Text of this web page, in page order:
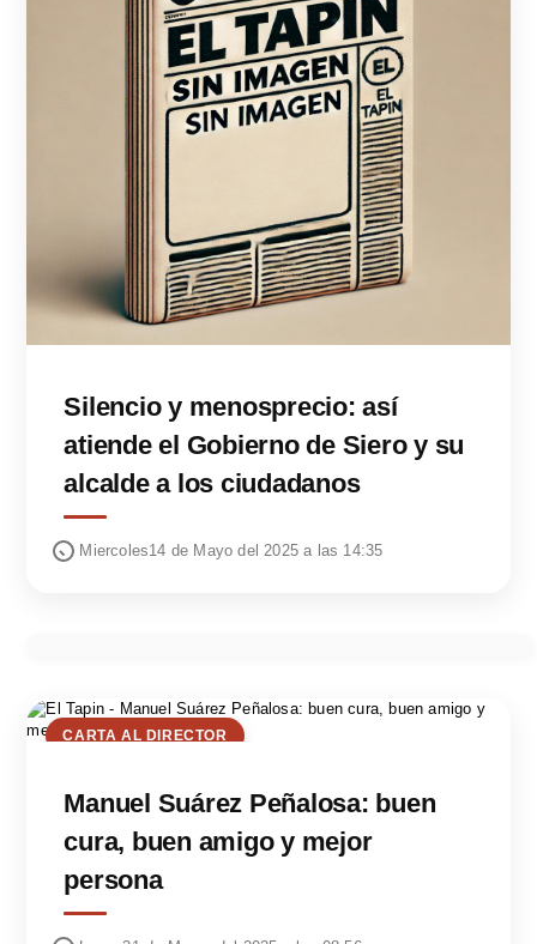
Silencio y menosprecio: así
atiende el Gobierno de Siero y su
alcalde a los ciudadanos
Miercoles14 de Mayo del 2025 a las 14:35
CARTA AL DIRECTOR
Manuel Suárez Peñalosa: buen
cura, buen amigo y mejor
persona